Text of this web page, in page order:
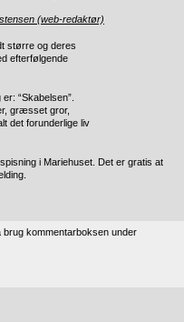
(web-redaktør)
større og deres
efterfølgende
“Skabelsen”.
græsset gror,
det forunderlige liv
i Mariehuset. Det er gratis at
kommentarboksen under